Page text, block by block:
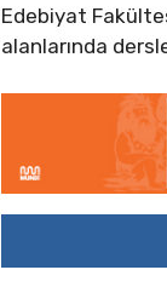
Edebiyat
alanlarında